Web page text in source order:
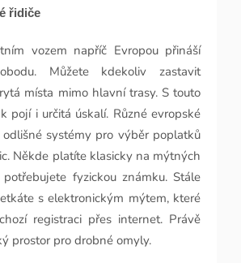
řidiče
vozem napříč Evropou přináší
Můžete kdekoliv zastavit
místa mimo hlavní trasy. S touto
pojí i určitá úskalí. Různé evropské
odlišné systémy pro výběr poplatků
Někde platíte klasicky na mýtných
fyzickou známku. Stále
s elektronickým mýtem, které
registraci přes internet. Právě
prostor pro drobné omyly.